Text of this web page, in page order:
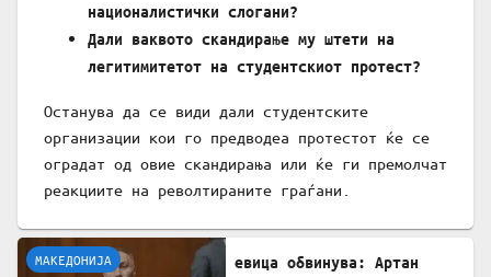
националистички слогани?
Дали ваквото скандирање му штети на
легитимитетот на студентскиот протест?
Останува да се види дали студентските
организации кои го предводеа протестот ќе се
оградат од овие скандирања или ќе ги премолчат
реакциите на револтираните граѓани.
МАКЕДОНИЈА
евица обвинува: Артан